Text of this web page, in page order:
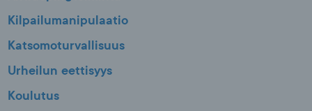
Kilpailumanipulaatio
Katsomoturvallisuus
Urheilun eettisyys
Koulutus